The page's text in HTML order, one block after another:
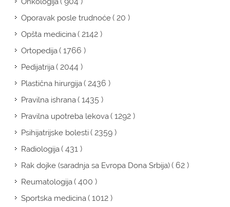
Oporavak posle trudnoće( 20 )
Opšta medicina( 2142 )
Ortopedija( 1766 )
Pedijatrija( 2044 )
Plastična hirurgija( 2436 )
Pravilna ishrana( 1435 )
Pravilna upotreba lekova( 1292 )
Psihijatrijske bolesti( 2359 )
Radiologija( 431 )
Rak dojke (saradnja sa Evropa Dona Srbija)( 62 )
Reumatologija( 400 )
Sportska medicina( 1012 )